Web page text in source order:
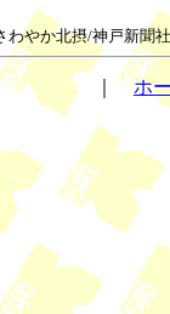
わやか北摂/神戸新聞社
｜ホ